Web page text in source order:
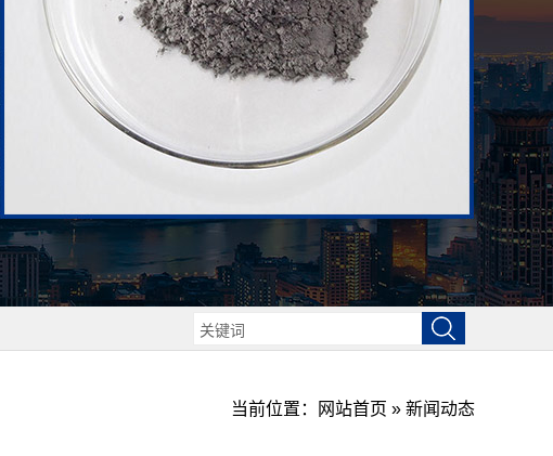
当前位置： 网站首页 » 新闻动态